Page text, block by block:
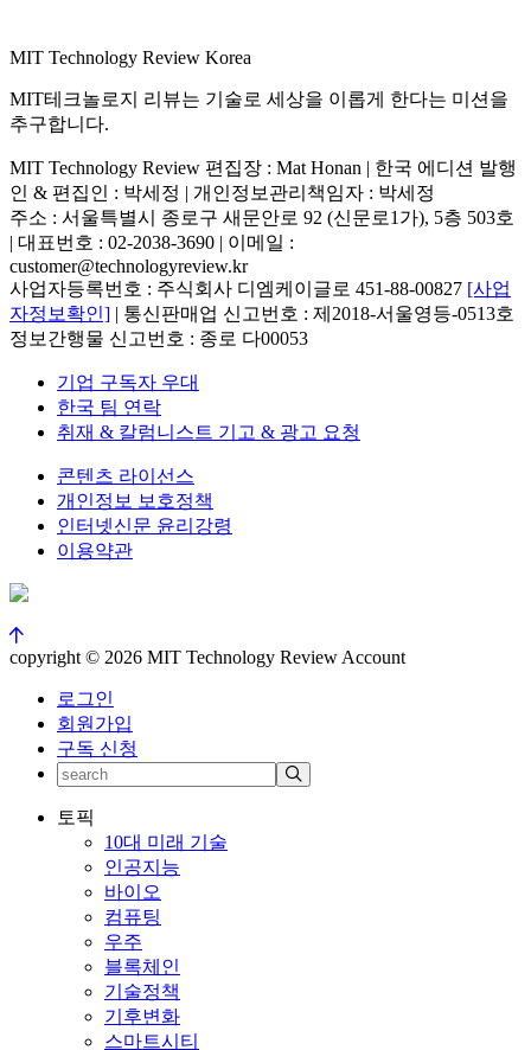
MIT Technology Review Korea
MIT테크놀로지 리뷰는 기술로 세상을 이롭게 한다는 미션을
추구합니다.
MIT Technology Review 편집장 : Mat Honan | 한국 에디션 발행
인 & 편집인 : 박세정 | 개인정보관리책임자 : 박세정
주소 : 서울특별시 종로구 새문안로 92 (신문로1가), 5층 503호
| 대표번호 : 02-2038-3690 | 이메일 :
customer@technologyreview.kr
사업자등록번호 : 주식회사 디엠케이글로 451-88-00827 [사업
자정보확인] | 통신판매업 신고번호 : 제2018-서울영등-0513호
정보간행물 신고번호 : 종로 다00053
기업 구독자 우대
한국 팀 연락
취재 & 칼럼니스트 기고 & 광고 요청
콘텐츠 라이선스
개인정보 보호정책
인터넷신문 윤리강령
이용약관
copyright © 2026 MIT Technology Review Account
로그인
회원가입
구독 신청
토픽
10대 미래 기술
인공지능
바이오
컴퓨팅
우주
블록체인
기술정책
기후변화
스마트시티